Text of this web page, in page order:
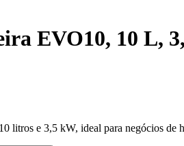
EVO10, 10 L,
litros e 3,5 kW, ideal para negócios de